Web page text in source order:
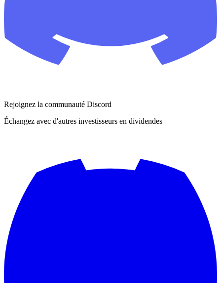
Rejoignez la communauté Discord
Échangez avec d'autres investisseurs en dividendes